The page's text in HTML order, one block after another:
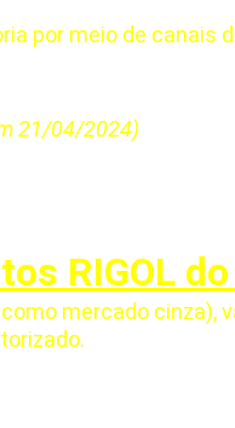
por meio de
21/04/2024)
RIGOL
mercado